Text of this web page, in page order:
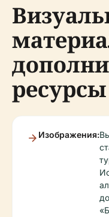
ресурсы
Изображения: